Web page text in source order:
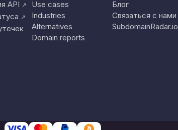
API ↗
↗
Use cases
Industries
Alternatives
Domain reports
Блог
Связаться с нами
SubdomainRadar.io